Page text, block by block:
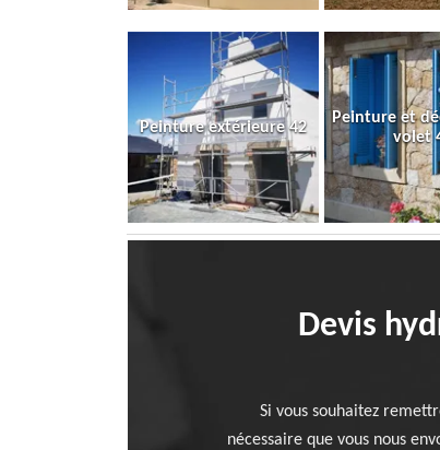
Peinture extérieure 42
Peinture et
volet
Devis
Si vous souhaitez
nécessaire que vous nous